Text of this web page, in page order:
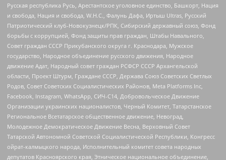
Русская республика Русь, Арестантское уголовное единство, Башкорт, Нация
и свобода, Нация и свобода, W.H.С., Фалунь Дафа, Иртыш Ultras, Русский
Патриотический клуб-Новокузнецк/РПК, Сибирский державный союз, Фонд
борьбы с коррупцией, Фонд защиты прав граждан, Штабы Навального,
Совет граждан СССР Прикубанского округа г. Краснодара, Мужское
государство, Народное объединение русского движения, Народное
движение Адат, Народный совет граждан РСФСР СССР Архангельской
области, Проект Штурм, Граждане СССР, Держава Союз Советских Светлых
Родов, Совет Советских Социалистических Районов, Meta Platforms Inc,
Facebook, Instagram, WhatsApp, СИЧ-С14, Добровольческое Движение
Организации украинских националистов, Черный Комитет, Татарстанское
Региональное Всетатарское общественное движение, Невоград,
Молодежное Демократическое Движение Весна, Верховный Совет
Татарской Автономной Советской Социалистической Республики, Конгресс
ойрат-калмыцкого народа, Исполнительный комитет совета народных
депутатов Красноярского края, Этническое национальное объединение,